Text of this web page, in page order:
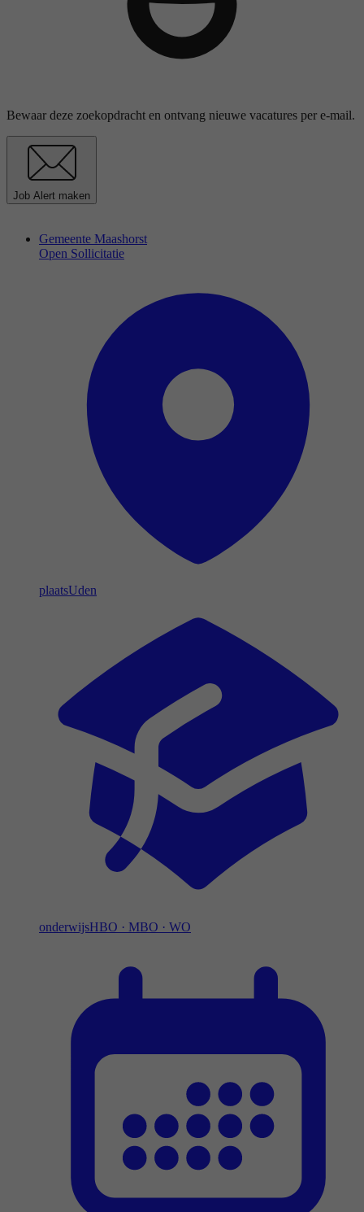
Bewaar deze zoekopdracht en ontvang nieuwe vacatures per e-mail.
Job Alert maken
Gemeente Maashorst
Open Sollicitatie
plaatsUden
onderwijsHBO · MBO · WO